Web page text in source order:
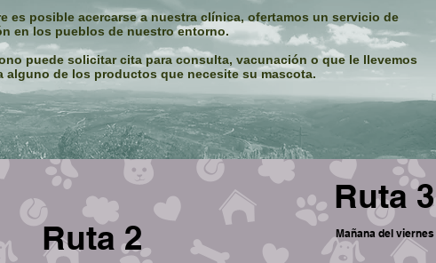
es posible acercarse a nuestra clínica, ofertamos un servicio de
en los pueblos de nuestro entorno.
puede solicitar cita para consulta, vacunación o que le llevemos
alguno de los productos que necesite su mascota.
Ruta 3
Ruta 2
Mañana del viernes